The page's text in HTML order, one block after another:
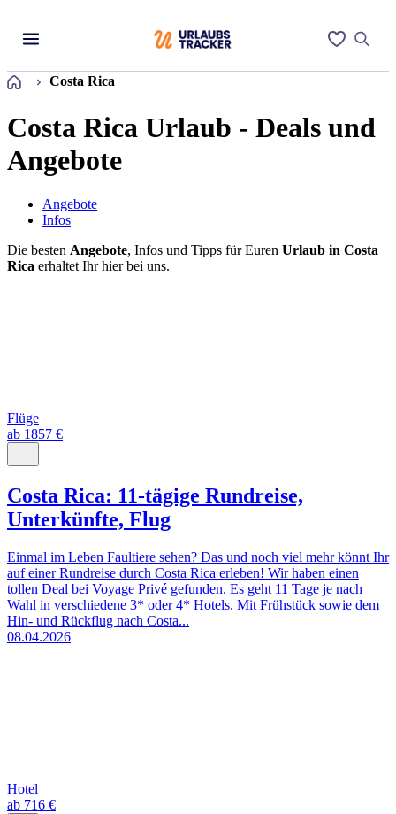
Startseite
Costa Rica
Costa Rica Urlaub - Deals und
Angebote
Angebote
Infos
Die besten Angebote, Infos und Tipps für Euren Urlaub in Costa
Rica erhaltet Ihr hier bei uns.
Flüge
ab 1857 €
Costa Rica: 11-tägige Rundreise,
Unterkünfte, Flug
Einmal im Leben Faultiere sehen? Das und noch viel mehr könnt Ihr
auf einer Rundreise durch Costa Rica erleben! Wir haben einen
tollen Deal bei Voyage Privé gefunden. Es geht 11 Tage je nach
Wahl in verschiedene 3* oder 4* Hotels. Mit Frühstück sowie dem
Hin- und Rückflug nach Costa...
08.04.2026
Hotel
ab 716 €